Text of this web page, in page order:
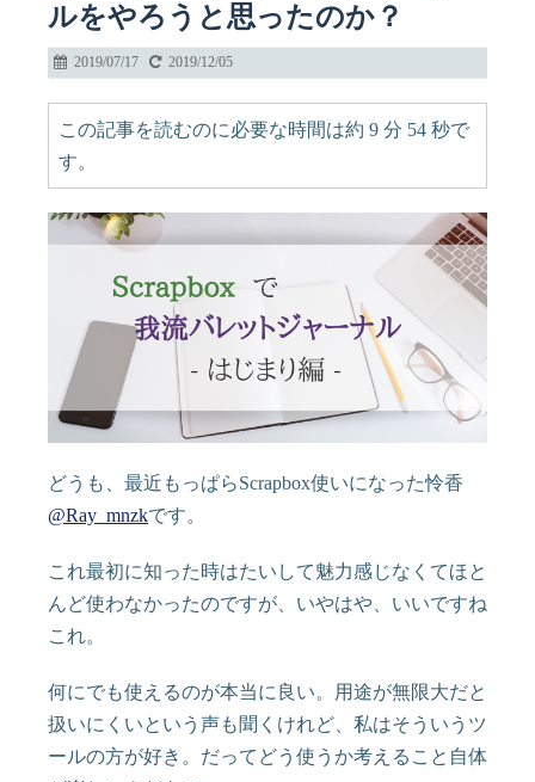
ルをやろうと思ったのか？
2019/07/17 2019/12/05
この記事を読むのに必要な時間は約 9 分 54 秒で
す。
どうも、最近もっぱらScrapbox使いになった怜香
@Ray_mnzkです。
これ最初に知った時はたいして魅力感じなくてほと
んど使わなかったのですが、いやはや、いいですね
これ。
何にでも使えるのが本当に良い。用途が無限大だと
扱いにくいという声も聞くけれど、私はそういうツ
ールの方が好き。だってどう使うか考えること自体